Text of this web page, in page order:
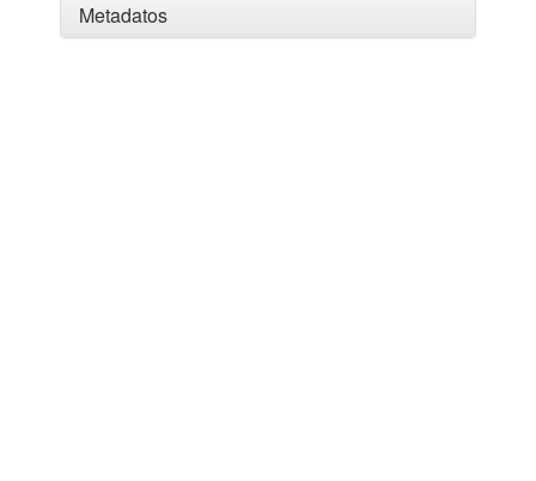
Metadatos